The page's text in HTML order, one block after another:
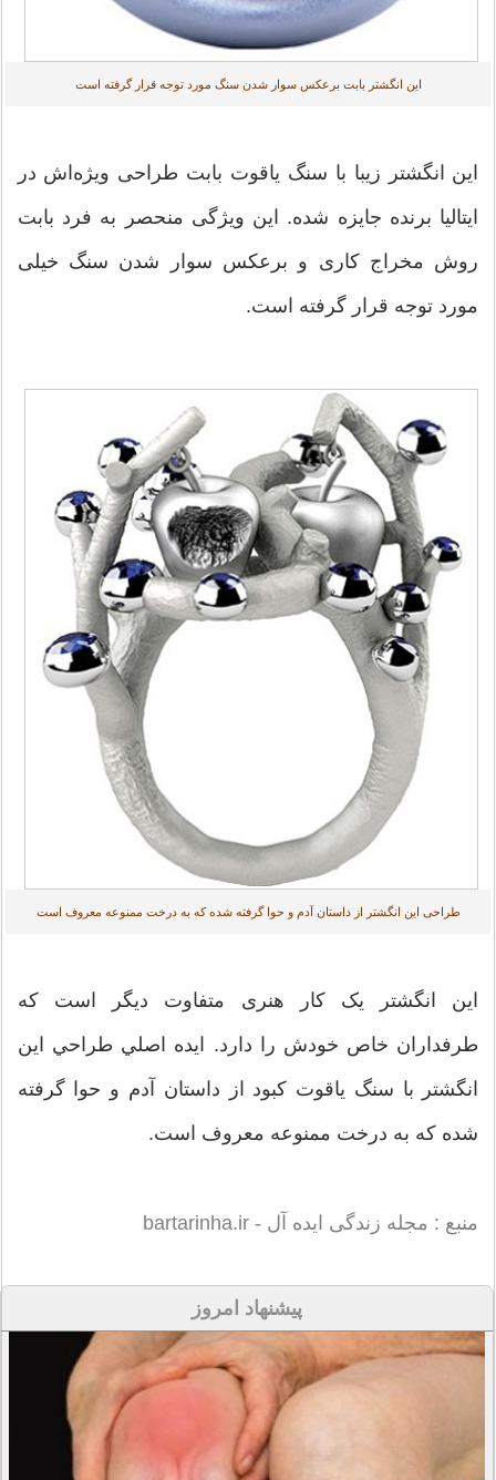
این انگشتر بابت برعکس سوار شدن سنگ مورد توجه قرار گرفته است
این انگشتر زیبا با سنگ یاقوت بابت طراحی ویژه‌اش در
ایتالیا برنده جایزه شده. این ویژگی منحصر به فرد بابت
روش مخراج کاری و برعکس سوار شدن سنگ خیلی
مورد توجه قرار گرفته است.
طراحی اين انگشتر از داستان آدم و حوا گرفته شده که به درخت ممنوعه معروف است
این انگشتر یک کار هنری متفاوت دیگر است که
طرفداران خاص خودش را دارد. ايده اصلي طراحي اين
انگشتر با سنگ یاقوت کبود از داستان آدم و حوا گرفته
شده که به درخت ممنوعه معروف است.
منبع : مجله زندگی ایده آل - bartarinha.ir
پیشنهاد امروز